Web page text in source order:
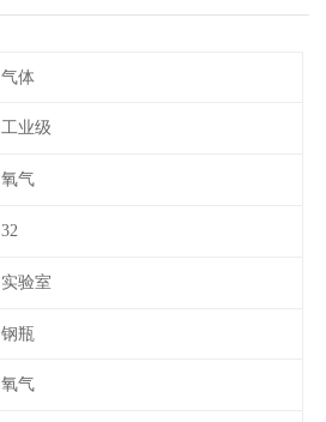
气体
工业级
氧气
32
实验室
钢瓶
氧气